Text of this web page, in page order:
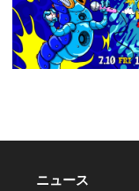
ニュース